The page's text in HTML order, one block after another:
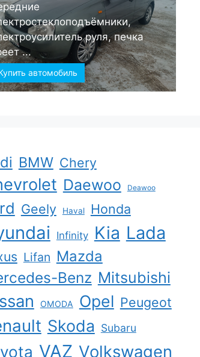
руля, печка
...
автомобиль
BMW Chery
Daewoo Deawoo
Geely Haval Honda
Infinity Kia Lada
Lifan Mazda
Benz Mitsubishi
OMODA Opel Peugeot
Skoda Subaru
VAZ Volkswagen